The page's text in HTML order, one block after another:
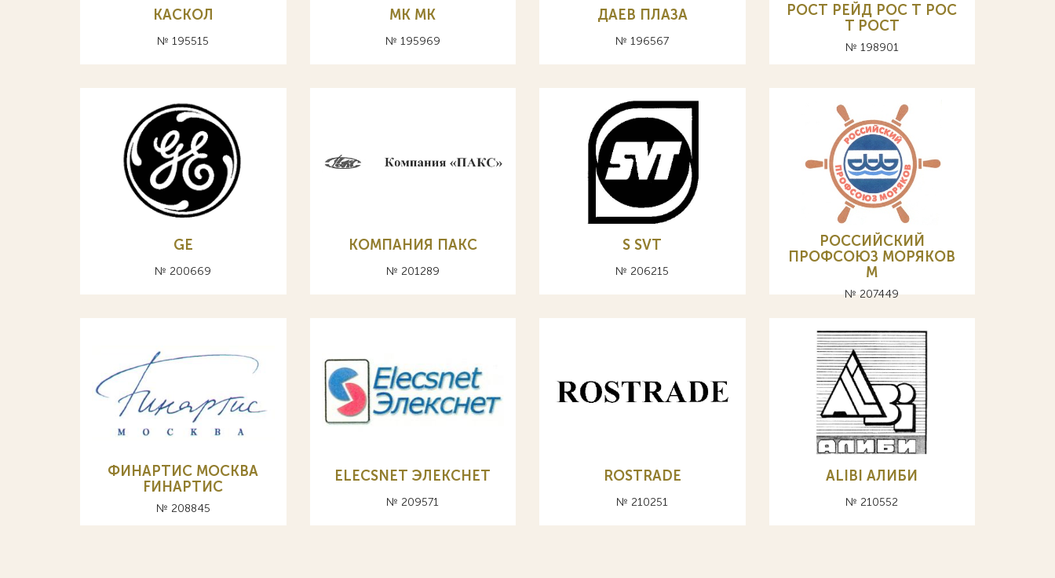
КАСКОЛ
№ 195515
МК MK
№ 195969
ДАЕВ ПЛАЗА
№ 196567
РОСТ РЕЙД РОС Т POC
T POCT
№ 198901
GE
№ 200669
КОМПАНИЯ ПАКС
№ 201289
S SVT
№ 206215
РОССИЙСКИЙ
ПРОФСОЮЗ МОРЯКОВ
М
№ 207449
ФИНАРТИС МОСКВА
FИНАРТИС
№ 208845
ELECSNET ЭЛЕКСНЕТ
№ 209571
ROSTRADE
№ 210251
ALIBI АЛИБИ
№ 210552